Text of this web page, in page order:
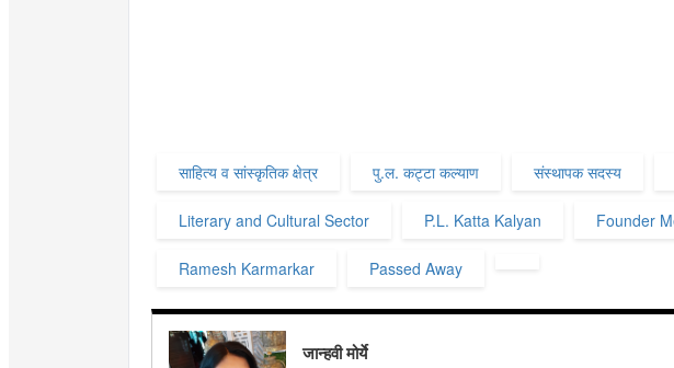
साहित्य व सांस्कृतिक क्षेत्र पु.ल. कट्टा कल्याण संस्थापक सदस्य
Literary and Cultural Sector P.L. Katta Kalyan Founder
Ramesh Karmarkar Passed Away
जान्हवी मोर्ये